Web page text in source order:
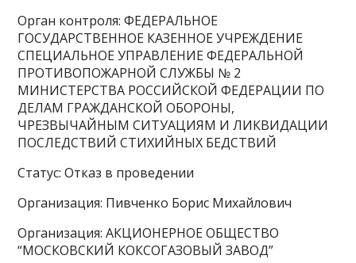
Орган контроля: ФЕДЕРАЛЬНОЕ
ГОСУДАРСТВЕННОЕ КАЗЕННОЕ УЧРЕЖДЕНИЕ
СПЕЦИАЛЬНОЕ УПРАВЛЕНИЕ ФЕДЕРАЛЬНОЙ
ПРОТИВОПОЖАРНОЙ СЛУЖБЫ № 2
МИНИСТЕРСТВА РОССИЙСКОЙ ФЕДЕРАЦИИ ПО
ДЕЛАМ ГРАЖДАНСКОЙ ОБОРОНЫ,
ЧРЕЗВЫЧАЙНЫМ СИТУАЦИЯМ И ЛИКВИДАЦИИ
ПОСЛЕДСТВИЙ СТИХИЙНЫХ БЕДСТВИЙ
Статус: Отказ в проведении
Организация: Пивченко Борис Михайлович
Организация: АКЦИОНЕРНОЕ ОБЩЕСТВО
“МОСКОВСКИЙ КОКСОГАЗОВЫЙ ЗАВОД”